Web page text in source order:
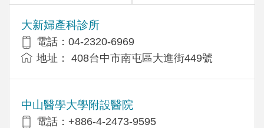
大新婦產科診所
電話：04-2320-6969
地址： 408台中市南屯區大進街449號
中山醫學大學附設醫院
電話：+886-4-2473-9595